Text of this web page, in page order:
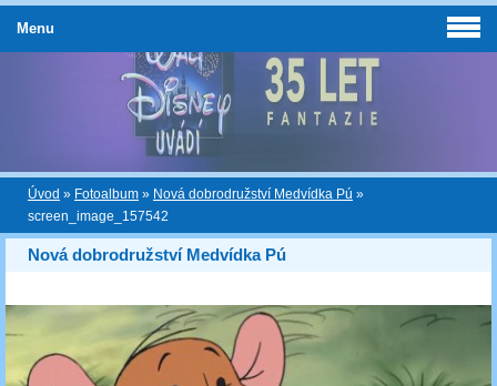
Úvod » Fotoalbum » Nová dobrodružství Medvídka Pú »
screen_image_157542
Nová dobrodružství Medvídka Pú
Menu